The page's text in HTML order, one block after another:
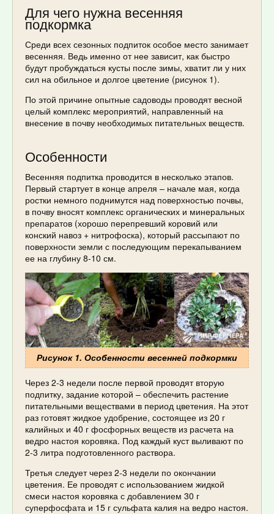
Для чего нужна весенняя
подкормка
Среди всех сезонных подпиток особое место занимает
весенняя. Ведь именно от нее зависит, как быстро
будут пробуждаться кусты после зимы, хватит ли у них
сил на обильное и долгое цветение (рисунок 1).
По этой причине опытные садоводы проводят весной
целый комплекс мероприятий, направленный на
внесение в почву необходимых питательных веществ.
Особенности
Весенняя подпитка проводится в несколько этапов.
Первый стартует в конце апреля – начале мая, когда
ростки немного поднимутся над поверхностью почвы,
в почву вносят комплекс органических и минеральных
препаратов (хорошо перепревший коровий или
конский навоз + нитрофоска), который рассыпают по
поверхности земли с последующим перекапыванием
ее на глубину 8-10 см.
Рисунок 1. Особенности весенней подкормки
Через 2-3 недели после первой проводят вторую
подпитку, задание которой – обеспечить растение
питательными веществами в период цветения. На этот
раз готовят жидкое удобрение, состоящее из 20 г
калийных и 40 г фосфорных веществ из расчета на
ведро настоя коровяка. Под каждый куст выливают по
2-3 литра подготовленного раствора.
Третья следует через 2-3 недели по окончании
цветения. Ее проводят с использованием жидкой
смеси настоя коровяка с добавлением 30 г
суперфосфата и 15 г сульфата калия на ведро настоя.